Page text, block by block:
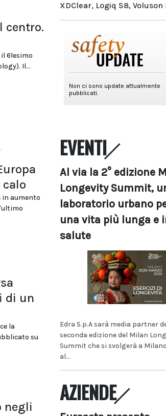
centro.
61esimo
Il...
in aumento
di un
la
su
negli
XDClear, Logiq S8, Voluson
EVENTI
Al via la 2° edizione
Longevity Summit,
laboratorio urbano
una vita più lunga e
salute
Edra S.p.A sarà media partner
seconda edizione del Milan
Summit che si svolgerà a Milano
al...
AZIENDE